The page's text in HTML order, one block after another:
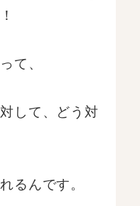
て、
して、どう対
るんです。